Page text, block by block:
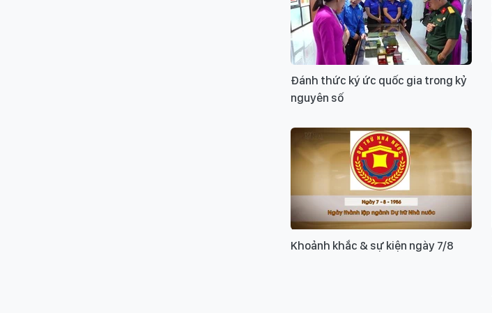
Đánh thức ký ức quốc gia trong kỷ
nguyên số
Khoảnh khắc & sự kiện ngày 7/8